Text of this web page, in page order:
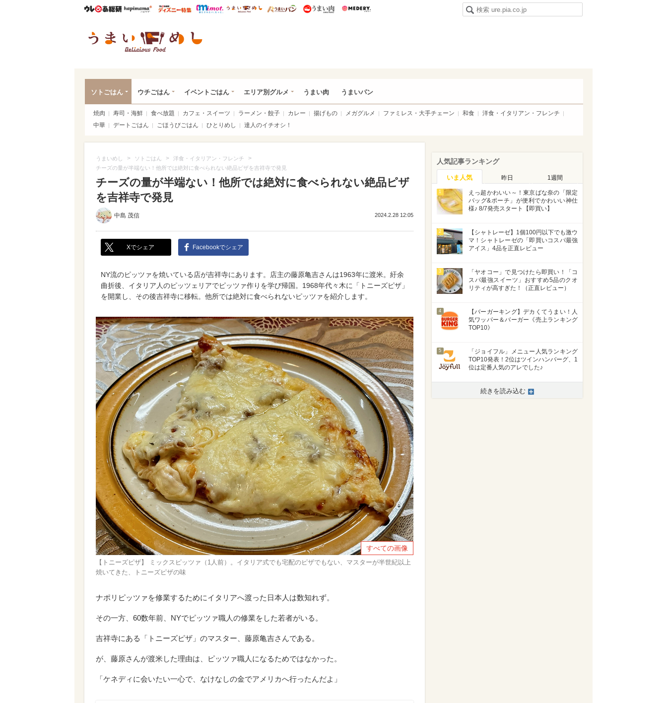
ウレぴあ総研ハピママ* ウレぴあ総研 ディズニー特集
mimot. うまいめし うまいパン うまい肉
ソトごはん ウチごはん イベントごはん エリア別グルメ うまい肉 うまいパン
焼肉 寿司・海鮮 食べ放題 カフェ・スイーツ ラーメン・餃子 カレー 揚げもの メガグルメ ファミレス・大手チェーン 和食
洋食・イタリアン・フレンチ
中華
デートごはん ごほうびごはん ひとりめし 達人のイチオシ！
うまいめし > ソトごはん > 洋食・イタリアン・フレンチ >
チーズの量が半端ない！他所では絶対に食べられない絶品ピザを吉祥寺で発見
チーズの量が半端ない！他所では絶対に食べられない絶品ピザ
を吉祥寺で発見
中島 茂信 2024.2.28 12:05
Xでシェア Facebookでシェア
NY流のピッツァを焼いている店が吉祥寺にあります。店主の藤原亀吉さんは1963年に渡米。紆余
曲折後、イタリア人のピッツェリアでピッツァ作りを学び帰国。1968年代々木に「トニーズピザ」
を開業し、その後吉祥寺に移転。他所では絶対に食べられないピッツァを紹介します。
すべての画像
【トニーズピザ】 ミックスピッツァ（1人前）。イタリア式でも宅配のピザでもない、マスターが半世紀以上
焼いてきた、トニーズピザの味
ナポリピッツァを修業するためにイタリアへ渡った日本人は数知れず。
その一方、60数年前、NYでピッツァ職人の修業をした若者がいる。
吉祥寺にある「トニーズピザ」のマスター、藤原亀吉さんである。
が、藤原さんが渡米した理由は、ピッツァ職人になるためではなかった。
「ケネディに会いたい一心で、なけなしの金でアメリカへ行ったんだよ」
人気記事ランキング
いま人気 昨日 1週間
1
えっ超かわいい～！東京ばな奈の「限定
バッグ&ポーチ」が便利でかわいい神仕
様♪ 8/7発売スタート【即買い】
2
【シャトレーゼ】1個100円以下でも激ウ
マ！シャトレーゼの「即買いコスパ最強
アイス」4品を正直レビュー
3
「ヤオコー」で見つけたら即買い！「コ
スパ最強スイーツ」おすすめ5品のクオ
リティが高すぎた！（正直レビュー）
4
【バーガーキング】デカくてうまい！人
気ワッパー＆バーガー《売上ランキング
TOP10》
5
「ジョイフル」メニュー人気ランキング
TOP10発表！2位はツインハンバーグ、1
位は定番人気のアレでした♪
続きを読み込む